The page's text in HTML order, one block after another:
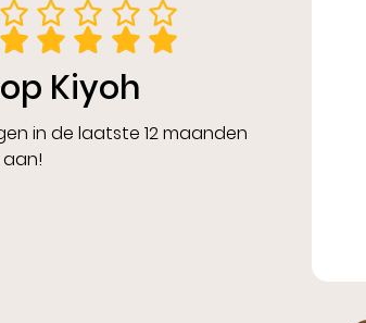
Kiyoh
in de laatste 12 maanden